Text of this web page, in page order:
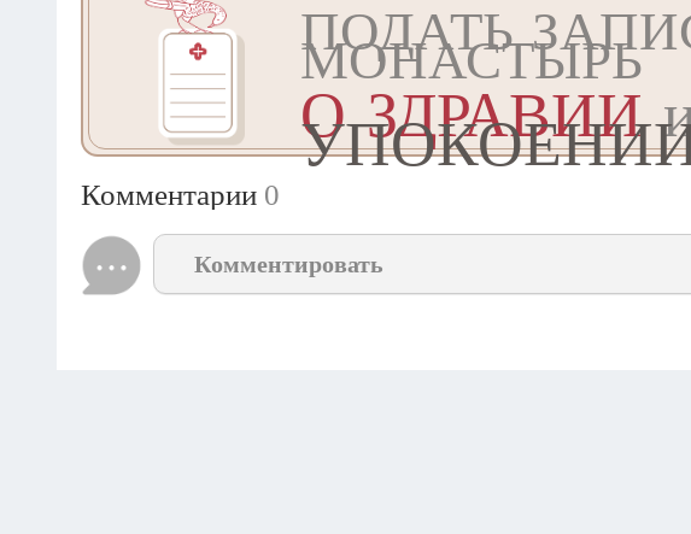
ПОДАТЬ
МОНАСТЫРЬ
О ЗДРАВИИ
Комментарии 0
Комментировать